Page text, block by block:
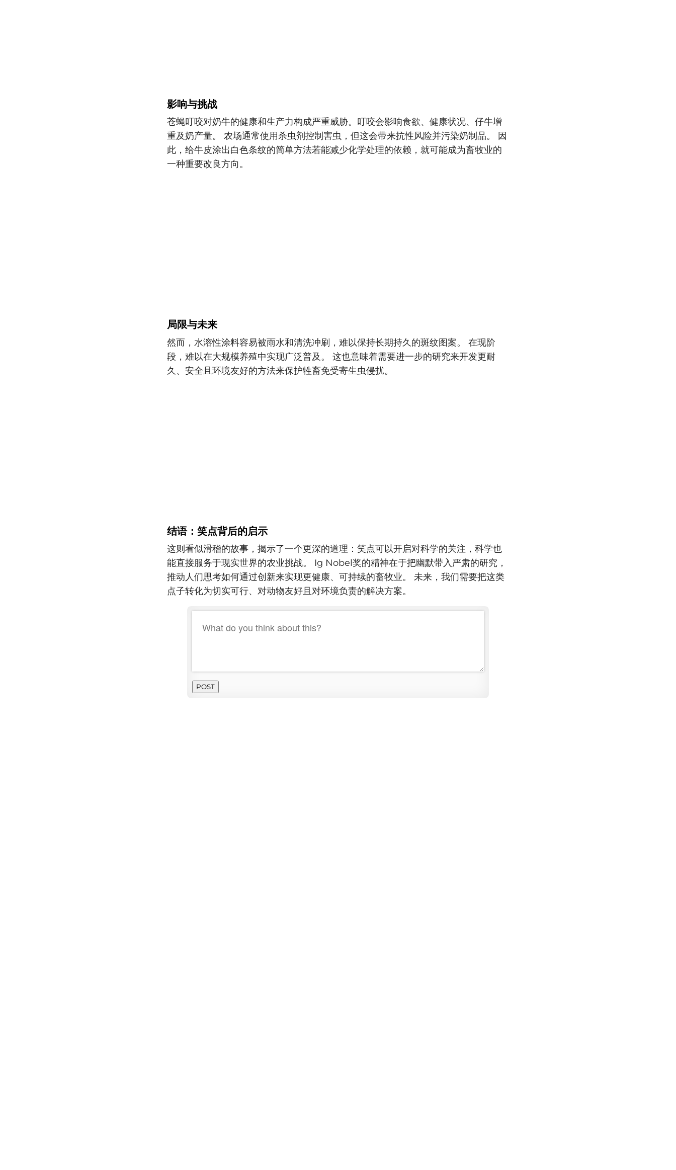
影响与挑战
苍蝇叮咬对奶牛的健康和生产力构成严重威胁。叮咬会影响食欲、健康状况、仔牛增
重及奶产量。 农场通常使用杀虫剂控制害虫，但这会带来抗性风险并污染奶制品。 因
此，给牛皮涂出白色条纹的简单方法若能减少化学处理的依赖，就可能成为畜牧业的
一种重要改良方向。
局限与未来
然而，水溶性涂料容易被雨水和清洗冲刷，难以保持长期持久的斑纹图案。 在现阶
段，难以在大规模养殖中实现广泛普及。 这也意味着需要进一步的研究来开发更耐
久、安全且环境友好的方法来保护牲畜免受寄生虫侵扰。
结语：笑点背后的启示
这则看似滑稽的故事，揭示了一个更深的道理：笑点可以开启对科学的关注，科学也
能直接服务于现实世界的农业挑战。 Ig Nobel奖的精神在于把幽默带入严肃的研究，
推动人们思考如何通过创新来实现更健康、可持续的畜牧业。 未来，我们需要把这类
点子转化为切实可行、对动物友好且对环境负责的解决方案。
POST